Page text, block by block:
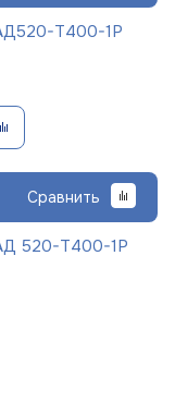
Т400-1Р
Сравнить
520-Т400-1Р